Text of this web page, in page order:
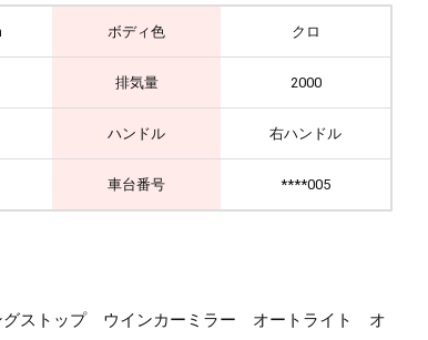
ボディ色 クロ
排気量 2000
ハンドル 右ハンドル
車台番号 ****005
グストップ ウインカーミラー オートライト オ